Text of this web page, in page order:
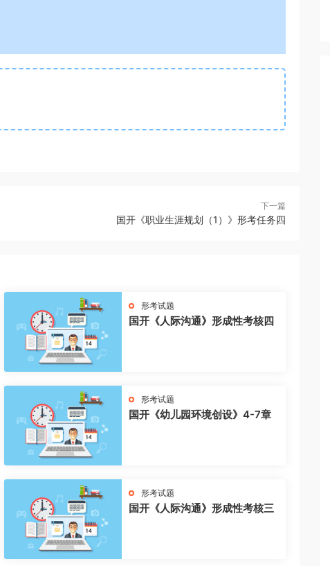
下一篇
国开《职业生涯规划（1）》形考任务四
形考试题
国开《人际沟通》形成性考核四
形考试题
国开《幼儿园环境创设》4-7章
形考试题
国开《人际沟通》形成性考核三